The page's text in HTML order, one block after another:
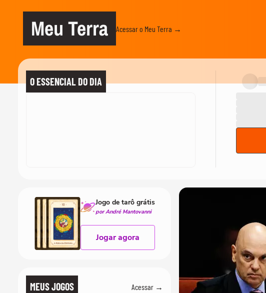
Meu Terra Acessar o Meu Terra →
O ESSENCIAL DO DIA
MEUS JOGOS Acessar →
Jogo de tarô grátis
por André Mantovanni
Jogar agora